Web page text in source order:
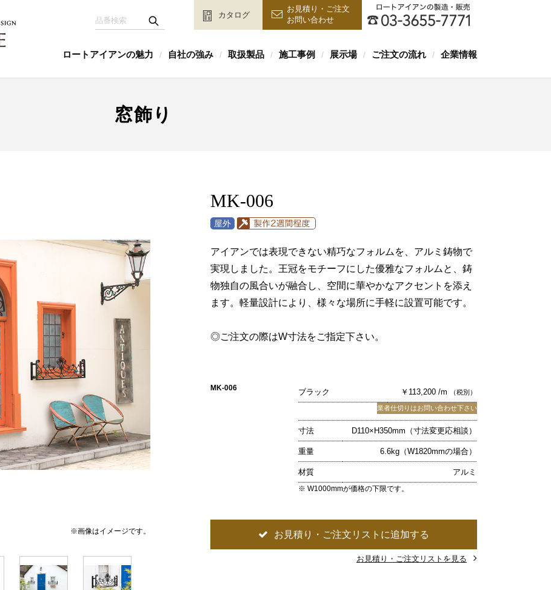
カタログ
お見積り・ご注文
お問い合わせ
ロートアイアンの魅力 / 自社の強み / 取扱製品 / 施工事例 / 展示場 / ご注文の流れ / 企業情報
窓飾り
MK-006
アイアンでは表現できない精巧なフォルムを、アルミ鋳物で
実現しました。王冠をモチーフにした優雅なフォルムと、鋳
物独自の風合いが融合し、空間に華やかなアクセントを添え
ます。軽量設計により、様々な場所に手軽に設置可能です。
◎ご注文の際はW寸法をご指定下さい。
※画像はイメージです。
MK-006 ブラック ￥113,200 /m （税別）
業者仕切りはお問い合わせ下さい
寸法 D110×H350mm（寸法変更応相談）
重量 6.6kg（W1820mmの場合）
材質 アルミ
※ W1000mmが価格の下限です。
お見積り・ご注文リストに追加する
お見積り・ご注文リストを見る